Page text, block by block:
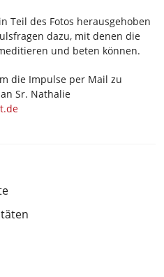
Teil des Fotos herausgehoben
dazu, mit denen die
und beten können.
die Impulse per Mail zu
Sr. Nathalie